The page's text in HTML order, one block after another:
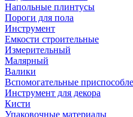
Напольные плинтусы
Пороги для пола
Инструмент
Емкости строительные
Измерительный
Малярный
Валики
Вспомогательные
Инструмент для декора
Кисти
Упаковочные материалы